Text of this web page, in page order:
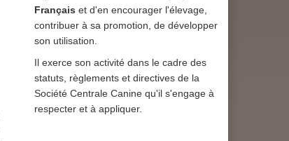
Français et d'en encourager l'élevage,
contribuer à sa promotion, de développer
son utilisation.
Il exerce son activité dans le cadre des
statuts, règlements et directives de la
Société Centrale Canine qu'il s'engage à
respecter et à appliquer.